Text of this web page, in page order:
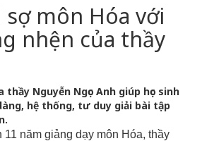
môn Hóa với
nhện của thầy
Nguyễn Ngọc Anh giúp học sinh
hệ thống, tư duy giải bài tập
năm giảng dạy môn Hóa, thầy